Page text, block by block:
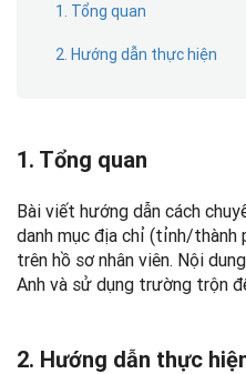
1. Tổng quan
2. Hướng dẫn thực hiện
1. Tổng quan
Bài viết hướng dẫn cách
danh mục địa chỉ (tỉnh/thành
trên hồ sơ nhân viên. Nội
Anh và sử dụng trường trộn
2. Hướng dẫn thực